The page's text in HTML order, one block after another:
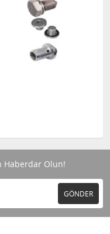
Haberdar Olun!
GÖNDER